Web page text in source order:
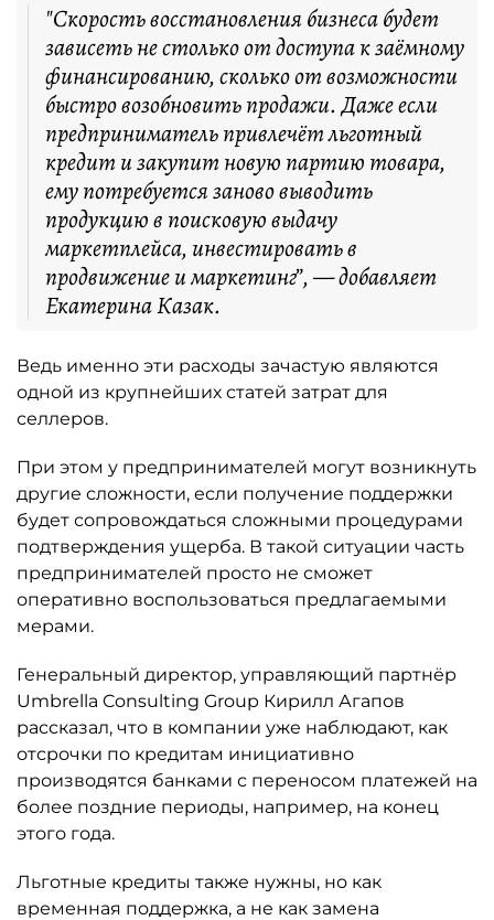
"Скорость восстановления бизнеса будет
зависеть не столько от доступа к заёмному
финансированию, сколько от возможности
быстро возобновить продажи. Даже если
предприниматель привлечёт льготный
кредит и закупит новую партию товара,
ему потребуется заново выводить
продукцию в поисковую выдачу
маркетплейса, инвестировать в
продвижение и маркетинг”, — добавляет
Екатерина Казак.
Ведь именно эти расходы зачастую являются
одной из крупнейших статей затрат для
селлеров.
При этом у предпринимателей могут возникнуть
другие сложности, если получение поддержки
будет сопровождаться сложными процедурами
подтверждения ущерба. В такой ситуации часть
предпринимателей просто не сможет
оперативно воспользоваться предлагаемыми
мерами.
Генеральный директор, управляющий партнёр
Umbrella Consulting Group Кирилл Агапов
рассказал, что в компании уже наблюдают, как
отсрочки по кредитам инициативно
производятся банками с переносом платежей на
более поздние периоды, например, на конец
этого года.
Льготные кредиты также нужны, но как
временная поддержка, а не как замена